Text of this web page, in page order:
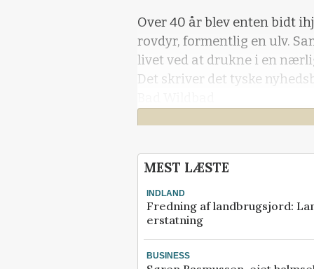
Over 40 år blev enten bidt
rovdyr, formentlig en ulv.
livet ved at drukne i en
Det skriver det tyske
Kære læser, denne artikel
Kvalitetsjournalistik
research, ekspertise og
relevante kilder.
MEST LÆSTE
INDLAND
Fredning af landbrugsjord:
erstatning
BUSINESS